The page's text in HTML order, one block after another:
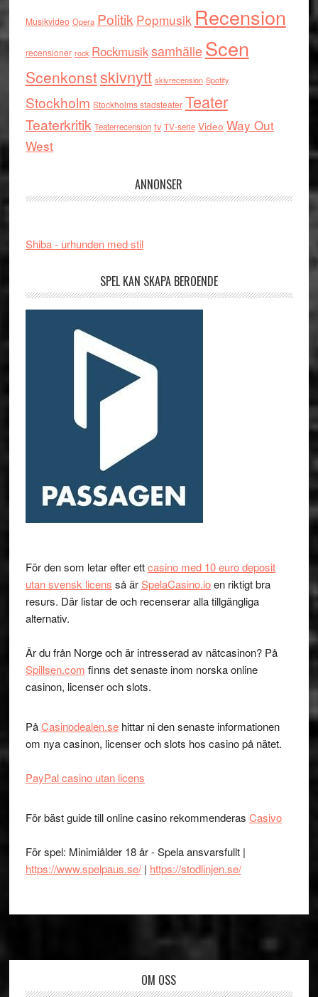
Musikvideo Opera Politik Popmusik Recension
recensioner rock RockmusiksamhälleScen
Scenkonstskivnytt skivrecension Spotify
Stockholm Stockholms stadsteater Teater
Teaterkritik Teaterrecension tv TV-serie Video Way Out
West
ANNONSER
Shiba - urhunden med stil
SPEL KAN SKAPA BEROENDE
För den som letar efter ettcasino med 10 euro deposit
utan svensk licens så ärSpelaCasino.ioen riktigt bra
resurs. Där listar de och recenserar alla tillgängliga
alternativ.
Är du från Norge och är intresserad av nätcasinon? På
Spillsen.com finns det senaste inom norska online
casinon, licenser och slots.
PåCasinodealen.sehittar ni den senaste informationen
om nya casinon, licenser och slots hos casino på nätet.
PayPal casino utan licens
För bäst guide till online casino rekommenderas Casivo
För spel: Minimiålder 18 år - Spela ansvarsfullt |
https://www.spelpaus.se/| https://stodlinjen.se/
OM OSS